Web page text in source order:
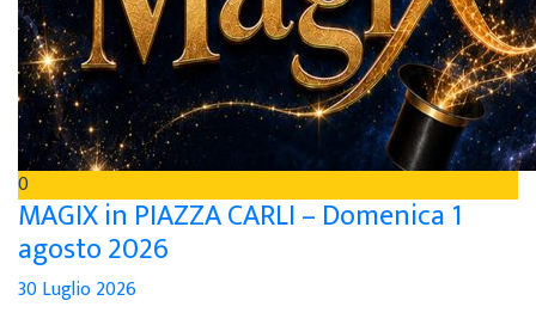
0
MAGIX in PIAZZA CARLI – Domenica 1
agosto 2026
30 Luglio 2026